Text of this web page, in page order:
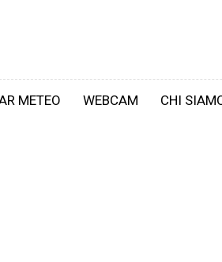
METEO WEBCAM CHI